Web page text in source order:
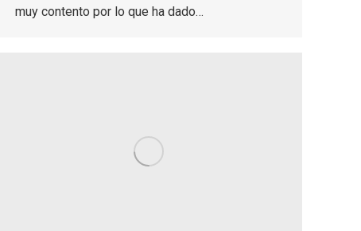
muy contento por lo que ha dado…